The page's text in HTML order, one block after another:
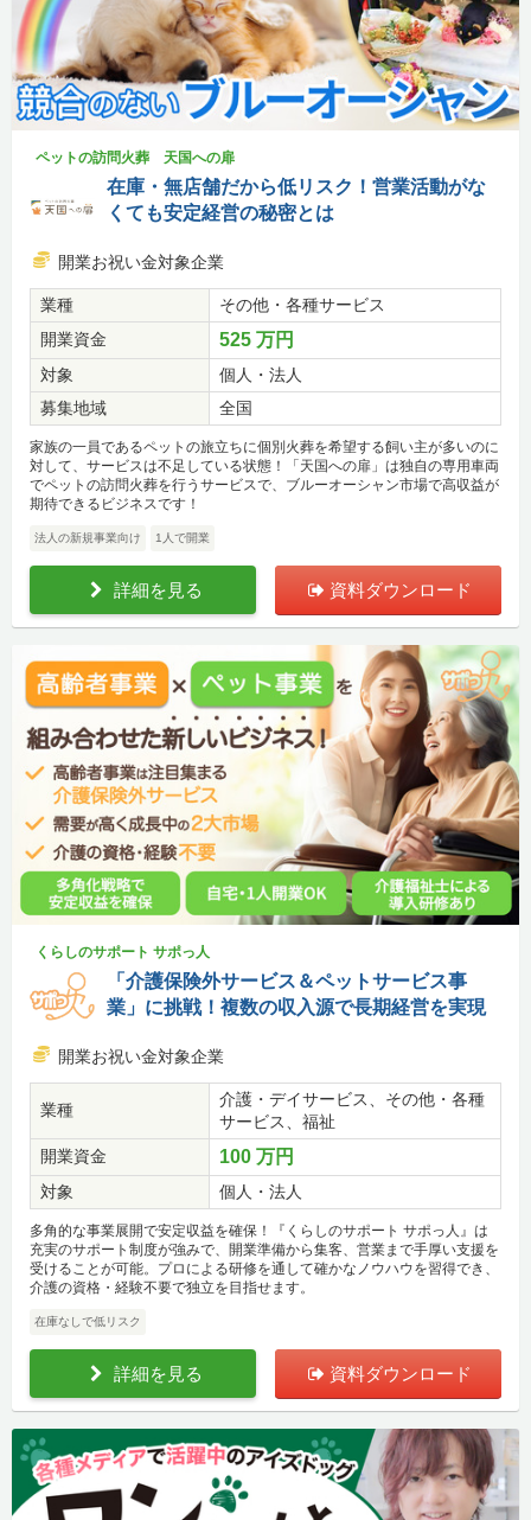
ペットの訪問火葬 天国への扉
在庫・無店舗だから低リスク！営業活動がな
くても安定経営の秘密とは
開業お祝い金対象企業
業種
その他・各種サービス
開業資金
525 万円
対象
個人・法人
募集地域
全国
家族の一員であるペットの旅立ちに個別火葬を希望する飼い主が多いのに
対して、サービスは不足している状態！「天国への扉」は独自の専用車両
でペットの訪問火葬を行うサービスで、ブルーオーシャン市場で高収益が
期待できるビジネスです！
法人の新規事業向け 1人で開業
詳細を見る 資料ダウンロード
くらしのサポート サポっ人
「介護保険外サービス＆ペットサービス事
業」に挑戦！複数の収入源で長期経営を実現
開業お祝い金対象企業
業種
介護・デイサービス、その他・各種
サービス、福祉
開業資金
100 万円
対象 個人・法人
多角的な事業展開で安定収益を確保！『くらしのサポート サポっ人』は
充実のサポート制度が強みで、開業準備から集客、営業まで手厚い支援を
受けることが可能。プロによる研修を通して確かなノウハウを習得でき、
介護の資格・経験不要で独立を目指せます。
在庫なしで低リスク
詳細を見る 資料ダウンロード